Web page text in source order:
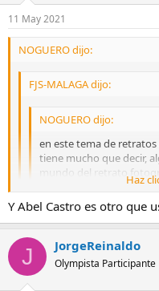
11 May 2021
NOGUERO dijo:
FJS-MALAGA dijo:
NOGUERO dijo:
en este tema de
tiene mucho que decir,
mundo del retrato
de su camara de medio
oly m1...
Haz
no lo encuentro podrias
Haz
aqui te dejo un enlace a uno
digo, todo un crack
Haz
Y Abel Castro es otro que
J JorgeReinaldo
Olympista Participante